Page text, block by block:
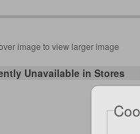
image to view larger image
Unavailable in Stores